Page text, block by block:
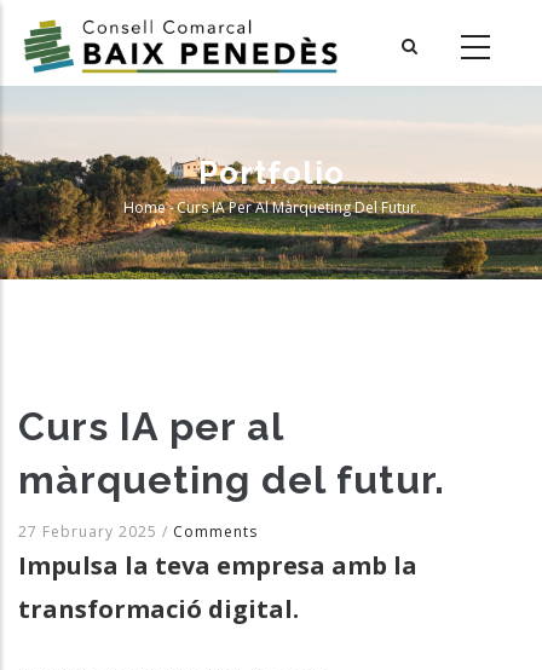
main
Portfolio
Breadcrumb
Home-Curs IA Per Al Màrqueting Del Futur.
Curs IA per al
màrqueting del futur.
27 February 2025 / Comments
Impulsa la teva empresa amb la
transformació digital.